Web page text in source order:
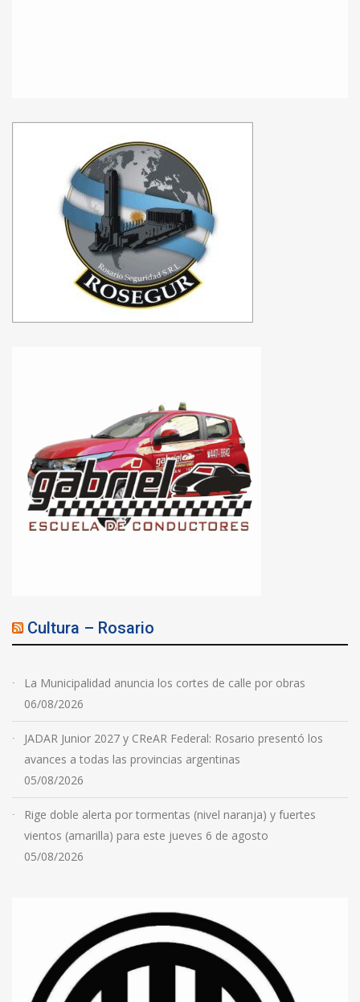
Cultura – Rosario
La Municipalidad anuncia los cortes de calle por obras
06/08/2026
JADAR Junior 2027 y CReAR Federal: Rosario presentó los
avances a todas las provincias argentinas
05/08/2026
Rige doble alerta por tormentas (nivel naranja) y fuertes
vientos (amarilla) para este jueves 6 de agosto
05/08/2026